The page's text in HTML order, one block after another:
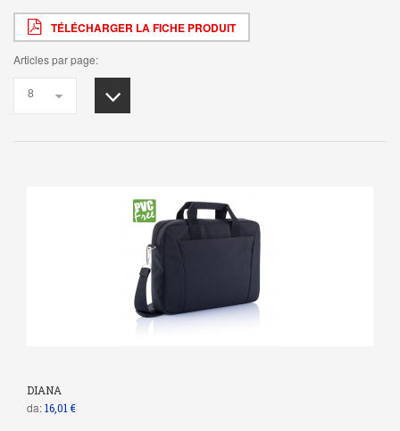
TÉLÉCHARGER LA FICHE PRODUIT
Articles par page:
DIANA
da:16,01 €